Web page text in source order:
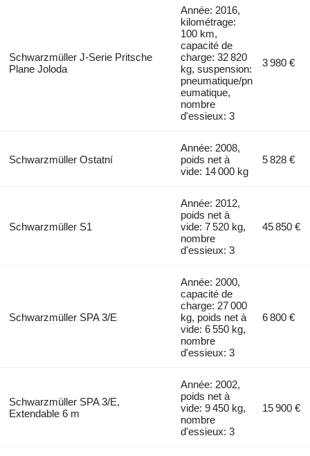
Schwarzmüller J-Serie Pritsche
Plane Joloda
Année: 2016,
kilométrage:
100 km,
capacité de
charge: 32 820
kg, suspension:
pneumatique/pn
eumatique,
nombre
d'essieux: 3
3 980 €
Schwarzmüller Ostatní
Année: 2008,
poids net à
vide: 14 000 kg
5 828 €
Schwarzmüller S1
Année: 2012,
poids net à
vide: 7 520 kg,
nombre
d'essieux: 3
45 850 €
Schwarzmüller SPA 3/E
Année: 2000,
capacité de
charge: 27 000
kg, poids net à
vide: 6 550 kg,
nombre
d'essieux: 3
6 800 €
Schwarzmüller SPA 3/E,
Extendable 6 m
Année: 2002,
poids net à
vide: 9 450 kg,
nombre
d'essieux: 3
15 900 €